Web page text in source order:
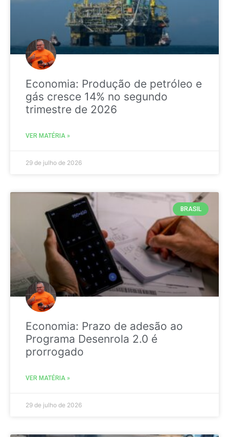
Economia: Produção de petróleo e
gás cresce 14% no segundo
trimestre de 2026
VER MATÉRIA »
29 de julho de 2026
BRASIL
Economia: Prazo de adesão ao
Programa Desenrola 2.0 é
prorrogado
VER MATÉRIA »
29 de julho de 2026